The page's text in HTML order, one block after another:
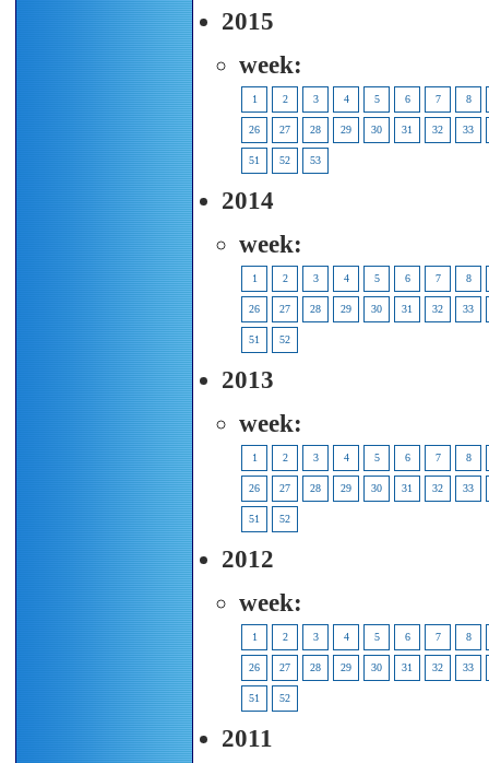
2015
week:
1 2 3 4 5 6 7 8
26 27 28 29 30 31 32 33
51 52 53
2014
week:
1 2 3 4 5 6 7 8
26 27 28 29 30 31 32 33
51 52
2013
week:
1 2 3 4 5 6 7 8
26 27 28 29 30 31 32 33
51 52
2012
week:
1 2 3 4 5 6 7 8
26 27 28 29 30 31 32 33
51 52
2011